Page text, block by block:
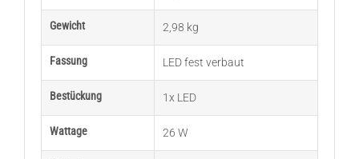
Gewicht 2,98 kg
Fassung LED fest verbaut
Bestückung 1x LED
Wattage 26 W